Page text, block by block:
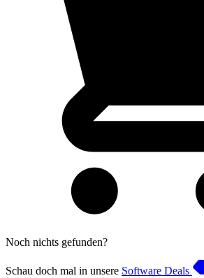
Noch nichts gefunden?
Schau doch mal in unsere Software Deals